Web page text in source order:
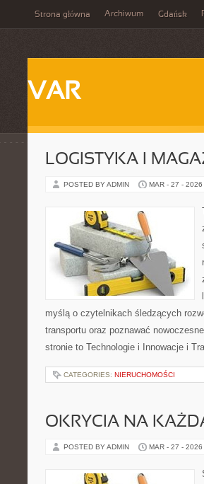
Strona główna Archiwum Gdańsk
VAR
LOGISTYKA I
POSTED BY ADMIN MAR - 27 - 2026
myślą o czytelnikach śledzących
transportu oraz poznawać
stronie to Technologie i Innowacje i
CATEGORIES: NIERUCHOMOŚCI
OKRYCIA NA
POSTED BY ADMIN MAR - 27 - 2026